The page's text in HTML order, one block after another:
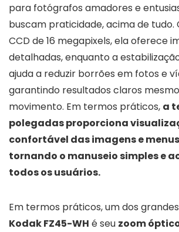
para fotógrafos amadores e
buscam praticidade, acima de tudo.
CCD de 16 megapixels, ela oferece
detalhadas, enquanto a
ajuda a reduzir borrões em fotos e
garantindo resultados claros
movimento. Em termos práticos, a
polegadas proporciona
confortável das imagens e
tornando o manuseio simples e
todos os usuários.
Em termos práticos, um dos
Kodak FZ45-WH é seu zoom